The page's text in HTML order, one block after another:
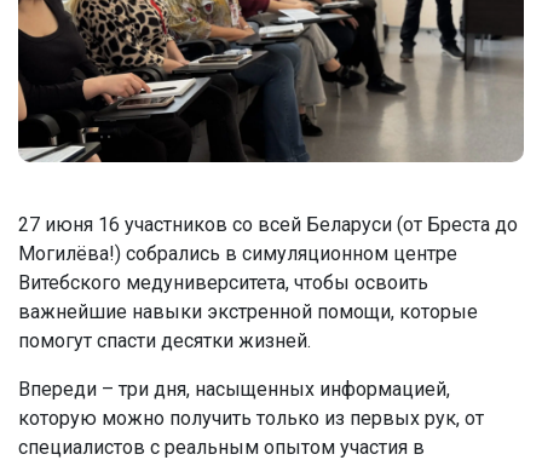
27 июня 16 участников со всей Беларуси (от Бреста до
Могилёва!) собрались в симуляционном центре
Витебского медуниверситета, чтобы освоить
важнейшие навыки экстренной помощи, которые
помогут спасти десятки жизней.
Впереди – три дня, насыщенных информацией,
которую можно получить только из первых рук, от
специалистов с реальным опытом участия в